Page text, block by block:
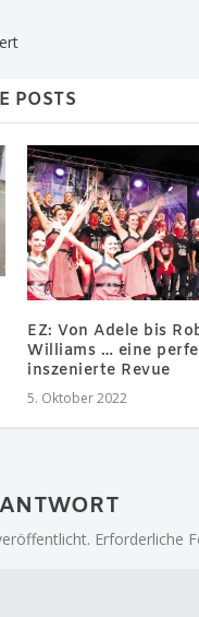
POSTS
EZ: Von Adele bis
Williams … eine
inszenierte Revue
5. Oktober 2022
Erforderliche